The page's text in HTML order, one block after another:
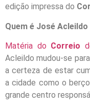
edição impressa do
Quem é José Acleildo
Matéria do Correio
Acleildo mudou-se
a certeza de estar
a cidade como o
grande centro